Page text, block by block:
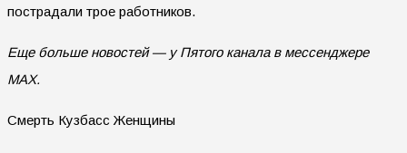
пострадали трое работников.
Еще больше новостей — у Пятого канала в мессенджере
MAX.
Смерть Кузбасс Женщины